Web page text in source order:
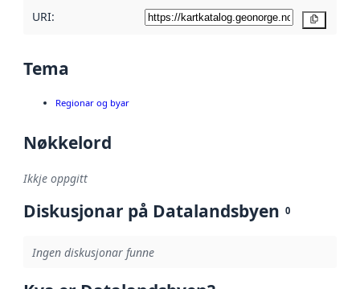
URI:
Tema
Regionar og byar
Nøkkelord
Ikkje oppgitt
Diskusjonar på Datalandsbyen 0
Ingen diskusjonar funne